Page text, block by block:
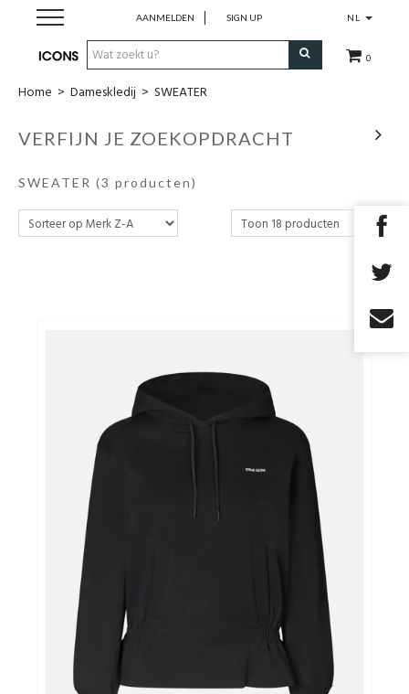
NL
0
AANMELDEN SIGN UP
Herenkleding
Dameskledij
Home & Tablewear
Home > Dameskledij > SWEATER
VERFIJN JE ZOEKOPDRACHT
SWEATER (3 producten)